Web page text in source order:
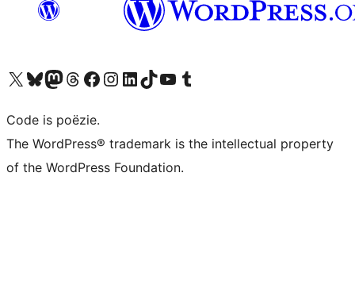
Bezoek ons X (voorheen Twitter) account
Bezoek ons Bluesky account
Bezoek ons Mastodon account
Bezoek ons Threads account
Onze Facebook pagina bezoeken
Bezoek ons Instagram account
Bezoek ons LinkedIn account
Bezoek ons TikTok account
Bezoek ons YouTube kanaalBezoek ons Tumblr account
Code is poëzie.
The WordPress® trademark is the intellectual property
of the WordPress Foundation.